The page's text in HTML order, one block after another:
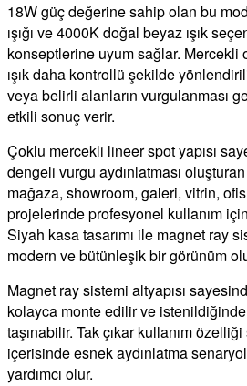
18W güç değerine sahip olan bu
ışığı ve 4000K doğal beyaz ışık
konseptlerine uyum sağlar. Mercekli
ışık daha kontrollü şekilde
veya belirli alanların vurgulanması
etkili sonuç verir.
Çoklu mercekli lineer spot yapısı
dengeli vurgu aydınlatması
mağaza, showroom, galeri, vitrin,
projelerinde profesyonel kullanım
Siyah kasa tasarımı ile magnet ray
modern ve bütünleşik bir görünüm
Magnet ray sistemi altyapısı
kolayca monte edilir ve
taşınabilir. Tak çıkar kullanım
içerisinde esnek aydınlatma
yardımcı olur.